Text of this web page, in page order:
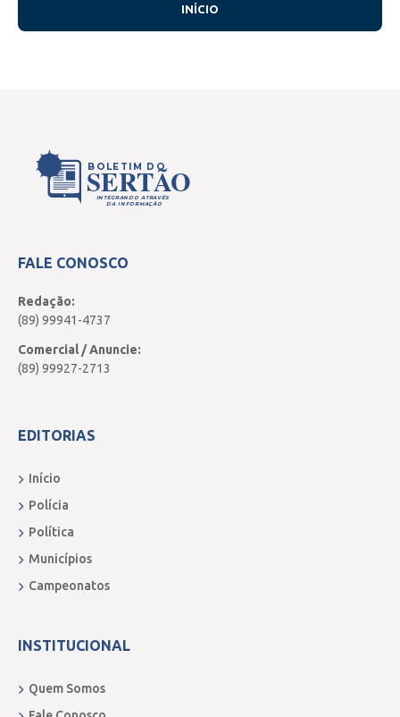
INÍCIO
BOLETIM DO
SERTÃO
INTEGRANDO ATRAVÉS
DA INFORMAÇÃO
FALE CONOSCO
Redação:
(89) 99941-4737
Comercial / Anuncie:
(89) 99927-2713
EDITORIAS
Início
Polícia
Política
Municípios
Campeonatos
INSTITUCIONAL
Quem Somos